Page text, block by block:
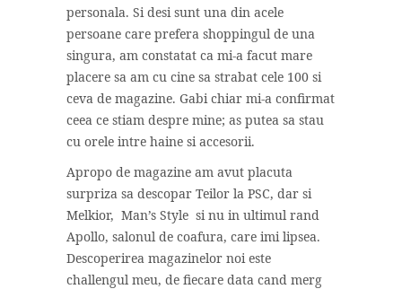
personala. Si desi sunt una din acele
persoane care prefera shoppingul de una
singura, am constatat ca mi-a facut mare
placere sa am cu cine sa strabat cele 100 si
ceva de magazine. Gabi chiar mi-a confirmat
ceea ce stiam despre mine; as putea sa stau
cu orele intre haine si accesorii.
Apropo de magazine am avut placuta
surpriza sa descopar Teilor la PSC, dar si
Melkior, Man’s Style si nu in ultimul rand
Apollo, salonul de coafura, care imi lipsea.
Descoperirea magazinelor noi este
challengul meu, de fiecare data cand merg